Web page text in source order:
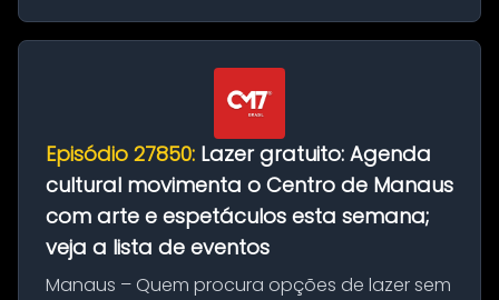
Episódio 27850: Lazer gratuito: Agenda
cultural movimenta o Centro de Manaus
com arte e espetáculos esta semana;
veja a lista de eventos
Manaus – Quem procura opções de lazer sem